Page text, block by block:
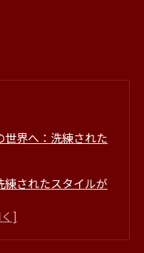
界へ：洗練された
されたスタイルが
：メンズファッシ